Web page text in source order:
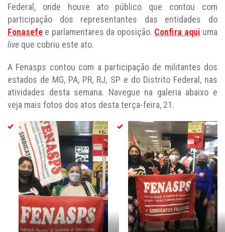
Federal, onde houve ato público que contou com
participação dos representantes das entidades do
Fonasefe e parlamentares da oposição. Confira aqui uma
live que cobriu este ato.
A Fenasps contou com a participação de militantes dos
estados de MG, PA, PR, RJ, SP e do Distrito Federal, nas
atividades desta semana. Navegue na galeria abaixo e
veja mais fotos dos atos desta terça-feira, 21.